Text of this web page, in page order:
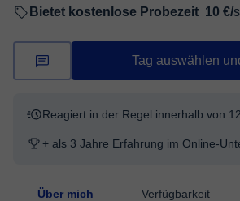
Bietet kostenlose Probezeit 10 €/
Tag auswählen
Reagiert in der Regel innerhalb von
+ als 3 Jahre Erfahrung im Online-
Über mich Verfügbarkeit